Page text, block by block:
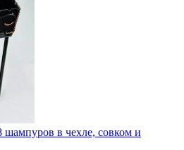
в чехле, совком и